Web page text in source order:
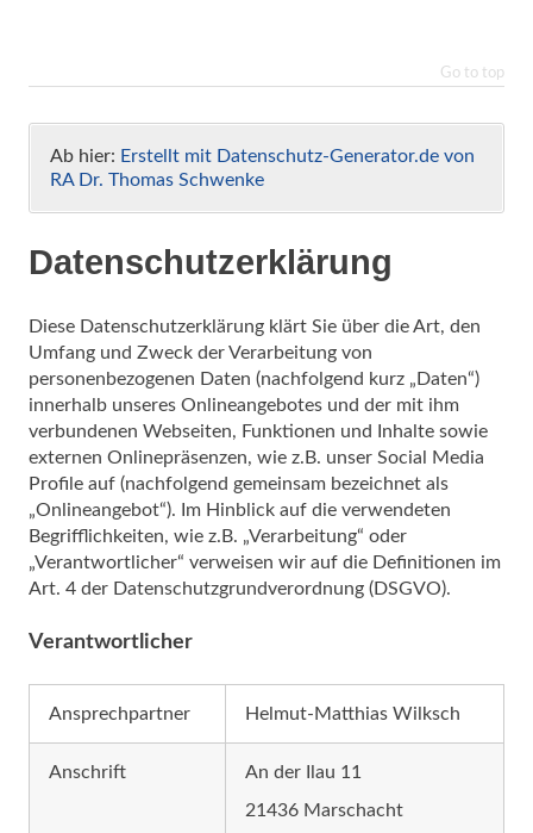
Go to top
Ab hier: Erstellt mit Datenschutz-Generator.de von
RA Dr. Thomas Schwenke
Datenschutzerklärung
Diese Datenschutzerklärung klärt Sie über die Art, den
Umfang und Zweck der Verarbeitung von
personenbezogenen Daten (nachfolgend kurz „Daten“)
innerhalb unseres Onlineangebotes und der mit ihm
verbundenen Webseiten, Funktionen und Inhalte sowie
externen Onlinepräsenzen, wie z.B. unser Social Media
Profile auf (nachfolgend gemeinsam bezeichnet als
„Onlineangebot“). Im Hinblick auf die verwendeten
Begrifflichkeiten, wie z.B. „Verarbeitung“ oder
„Verantwortlicher“ verweisen wir auf die Definitionen im
Art. 4 der Datenschutzgrundverordnung (DSGVO).
Verantwortlicher
Ansprechpartner Helmut-Matthias Wilksch
Anschrift
An der Ilau 11
21436 Marschacht